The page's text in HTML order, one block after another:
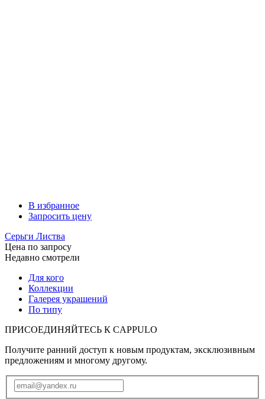
В избранное
Запросить цену
Серьги Листва
Цена по запросу
Недавно смотрели
Для кого
Коллекции
Галерея украшений
По типу
ПРИСОЕДИНЯЙТЕСЬ К CAPPULO
Получите ранний доступ к новым продуктам, эксклюзивным
предложениям и многому другому.